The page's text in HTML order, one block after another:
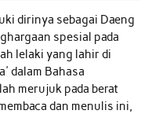
dirinya sebagai Daeng
spesial pada
lelaki yang lahir di
dalam Bahasa
merujuk pada berat
dan menulis ini,